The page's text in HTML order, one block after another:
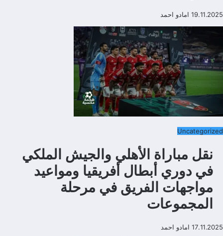
19.11.2025 امادو احمد
Uncategorized
نقل مباراة الأهلي والجيش الملكي
في دوري أبطال أفريقيا ومواعيد
مواجهات الفريق في مرحلة
المجموعات
17.11.2025 امادو احمد